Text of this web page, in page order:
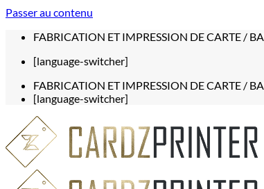
Passer au contenu
FABRICATION ET IMPRESSION DE CARTE /
[language-switcher]
FABRICATION ET IMPRESSION DE CARTE /
[language-switcher]